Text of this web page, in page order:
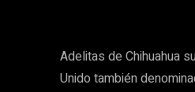
Adelitas de Chihuahua
Unido también